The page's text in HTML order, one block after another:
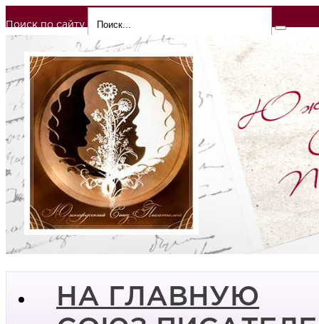
Поиск по сайту
НА ГЛАВНУЮ